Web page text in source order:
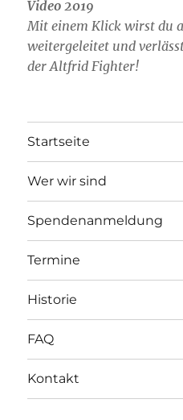
Video 2019
Mit einem Klick wirst du
weitergeleitet und
der Altfrid Fighter!
Startseite
Wer wir sind
Spendenanmeldung
Termine
Historie
FAQ
Kontakt